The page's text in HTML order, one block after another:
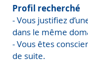
Profil recherché
- Vous justifiez
dans le même
- Vous êtes
de suite.